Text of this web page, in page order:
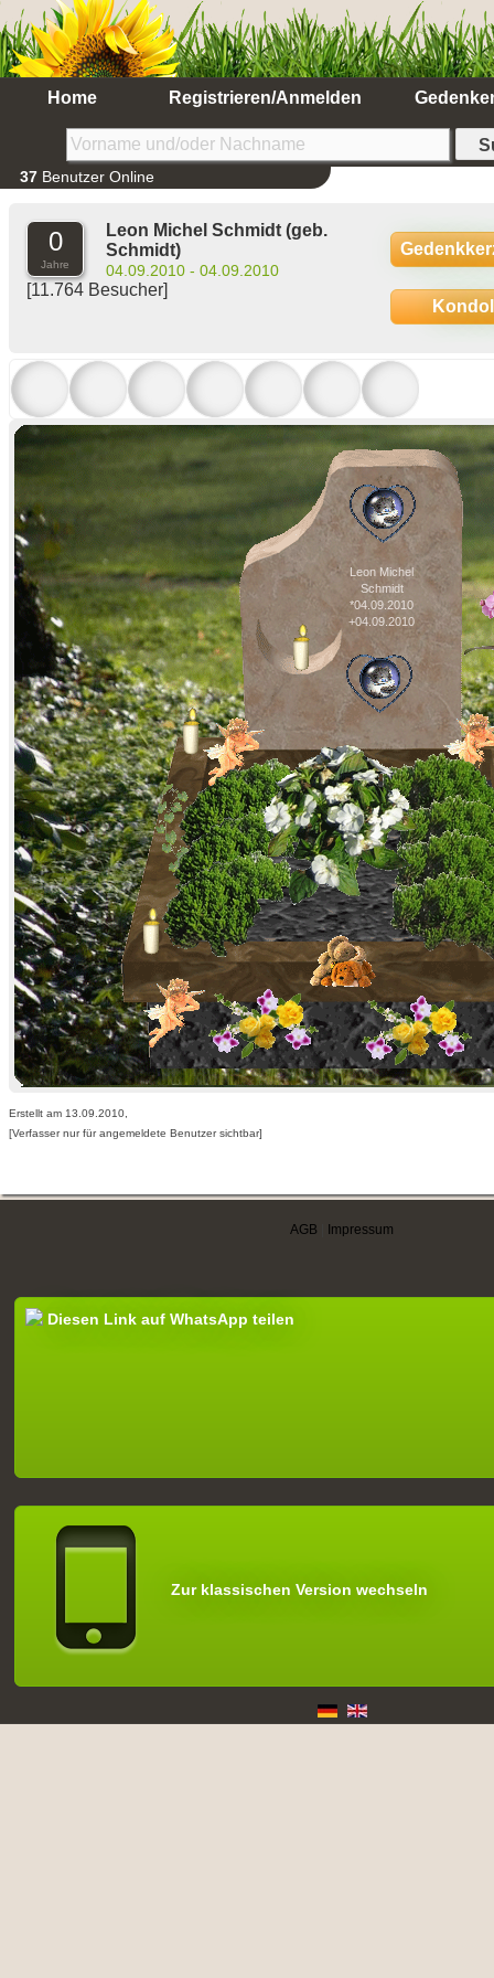
Home Registrieren/Anmelden
37 Benutzer Online
0
Jahre
Leon Michel Schmidt (geb.
Schmidt)
04.09.2010 - 04.09.2010
[11.764 Besucher]
Leon Michel
Schmidt
*04.09.2010
+04.09.2010
Erstellt am 13.09.2010,
[Verfasser nur für angemeldete Benutzer sichtbar]
AGB Impressum
Diesen Link auf WhatsApp teilen
Zur klassischen Version wechseln